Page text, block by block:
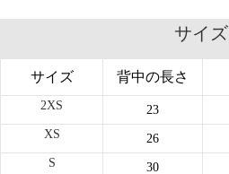
サイズ
サイズ 背中の長さ
2XS 23
XS
26
S
30